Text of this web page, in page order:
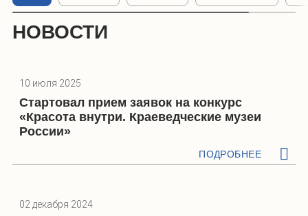
НОВОСТИ
10 июля 2025
Стартовал прием заявок на конкурс
«Красота внутри. Краеведческие музеи
России»
ПОДРОБНЕЕ
02 декабря 2024